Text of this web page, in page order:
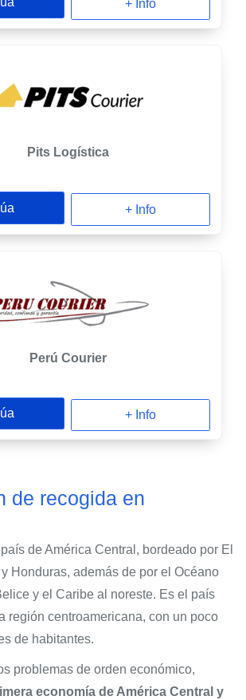
+ Info
Pits Logística
+ Info
Perú Courier
+ Info
de recogida en
de América Central, bordeado por El
Honduras, además de por el Océano
y el Caribe al noreste. Es el país
región centroamericana, con un poco
de habitantes.
problemas de orden económico,
economía de América Central y